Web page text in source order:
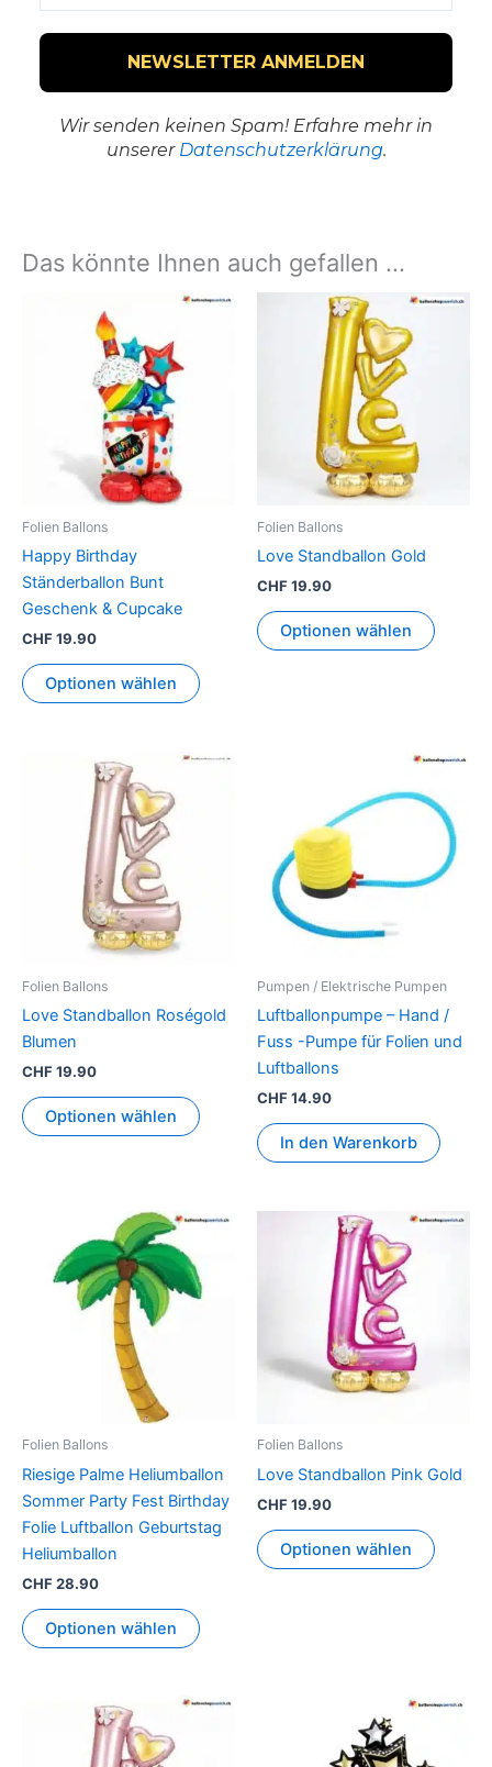
Wir senden keinen Spam! Erfahre mehr in
unserer Datenschutzerklärung.
Das könnte Ihnen auch gefallen …
Folien Ballons
Happy Birthday
Ständerballon Bunt
Geschenk & Cupcake
CHF19.90
Optionen wählen
Folien Ballons
Love Standballon Gold
CHF19.90
Optionen wählen
Folien Ballons
Love Standballon Roségold
Blumen
CHF19.90
Optionen wählen
Pumpen / Elektrische Pumpen
Luftballonpumpe – Hand /
Fuss -Pumpe für Folien und
Luftballons
CHF14.90
In den Warenkorb
Folien Ballons
Riesige Palme Heliumballon
Sommer Party Fest Birthday
Folie Luftballon Geburtstag
Heliumballon
CHF28.90
Optionen wählen
Folien Ballons
Love Standballon Pink Gold
CHF19.90
Optionen wählen